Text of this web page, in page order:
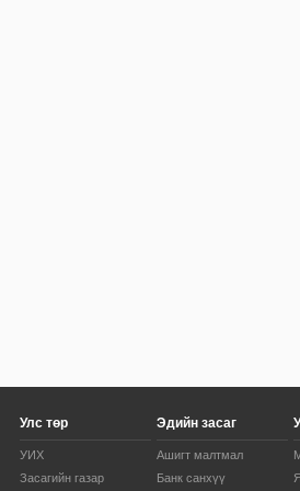
Улс төр
УИХ
Засагийн газар
Эдийн засаг
Ашигт малтмал
Банк санхүү